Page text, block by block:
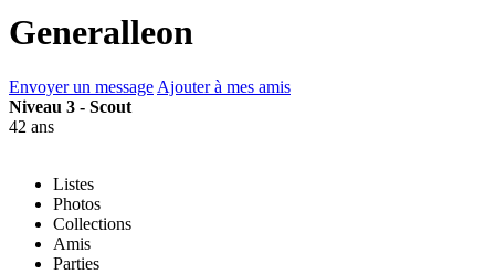
Generalleon
Envoyer un message Ajouter à mes amis
Niveau 3 - Scout
42 ans
Listes
Photos
Collections
Amis
Parties